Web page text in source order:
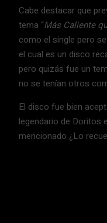
Cabe destacar que
tema “Más Caliente
como el single pero
el cual es un disco
pero quizás fue un
no se tenían otros
El disco fue bien
legendario de Doritos
mencionado ¿Lo